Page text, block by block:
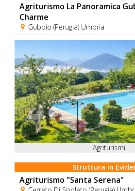
Agriturismo La Panoramica
Charme
Gubbio (Perugia) Umbria
Agriturismi
Struttura in
Agriturismo "Santa Serena"